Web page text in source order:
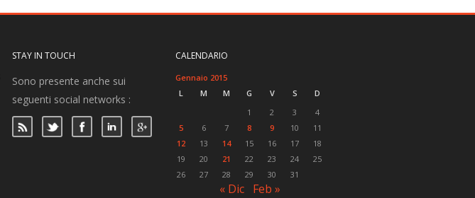
STAY IN TOUCH
Sono presente anche sui
seguenti social networks :
CALENDARIO
Gennaio 2015
L
M M G V S
D
1
2 3
4
5
6 7 8 9 10
11
12
13 14 15 16 17
18
19
20 21 22 23 24
25
26
27 28 29 30 31
« Dic Feb »